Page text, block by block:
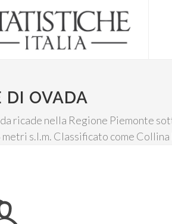
DI OVADA
ricade nella Regione Piemonte
metri s.l.m. Classificato come